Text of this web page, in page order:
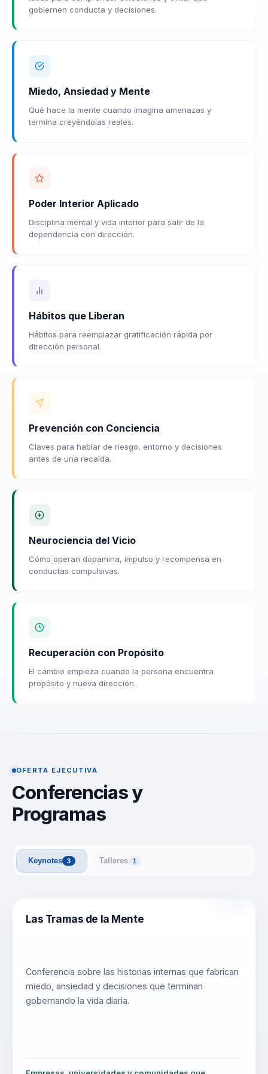
gobiernen conducta y decisiones.
Miedo, Ansiedad y Mente
Qué hace la mente cuando imagina amenazas y
termina creyéndolas reales.
Poder Interior Aplicado
Disciplina mental y vida interior para salir de la
dependencia con dirección.
Hábitos que Liberan
Hábitos para reemplazar gratificación rápida por
dirección personal.
Prevención con Conciencia
Claves para hablar de riesgo, entorno y decisiones
antes de una recaída.
Neurociencia del Vicio
Cómo operan dopamina, impulso y recompensa en
conductas compulsivas.
Recuperación con Propósito
El cambio empieza cuando la persona encuentra
propósito y nueva dirección.
OFERTA EJECUTIVA
Conferencias y
Programas
Keynotes 3 Talleres 1
Las Tramas de la Mente
Conferencia sobre las historias internas que fabrican
miedo, ansiedad y decisiones que terminan
gobernando la vida diaria.